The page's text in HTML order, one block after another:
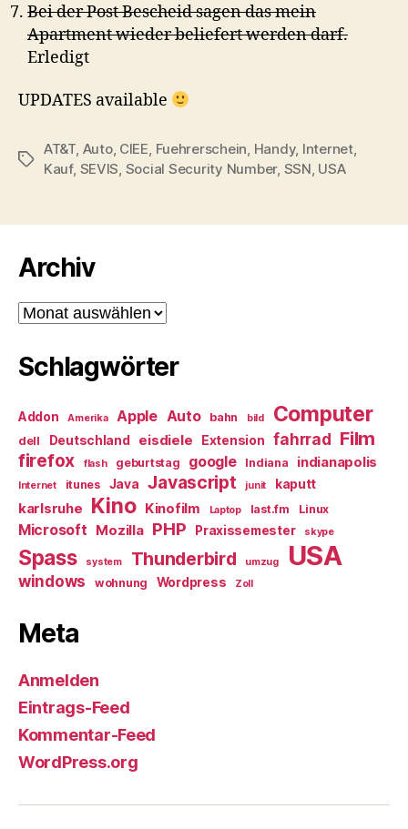
Bei der Post Bescheid sagen das mein
Apartment wieder beliefert werden darf.
Erledigt
UPDATES available
Schlagwörter
AT&T, Auto, CIEE, Fuehrerschein, Handy, Internet,
Kauf, SEVIS, Social Security Number, SSN, USA
Archiv
Archiv
Schlagwörter
Addon Amerika Apple Auto bahn bild Computer
dell Deutschland eisdiele Extension fahrrad Film
firefox flash geburtstag google Indiana indianapolis
Internet itunes Java Javascript junit kaputt
karlsruhe Kino Kinofilm Laptop last.fm Linux
Microsoft Mozilla PHP Praxissemester skype
Spass system Thunderbird umzug USA
windows wohnung Wordpress Zoll
Meta
Anmelden
Eintrags-Feed
Kommentar-Feed
WordPress.org